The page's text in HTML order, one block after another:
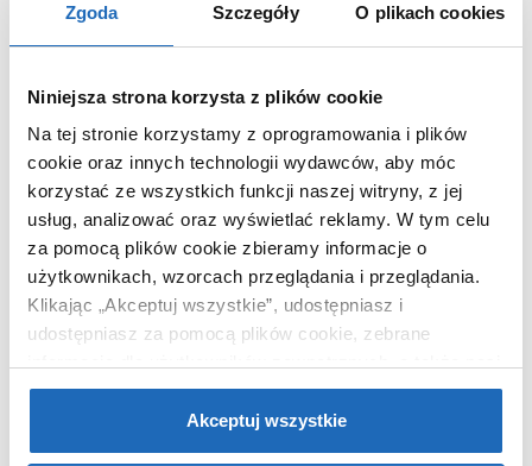
Zgoda Szczegóły O plikach cookies
Niniejsza strona korzysta z plików cookie
Na tej stronie korzystamy z oprogramowania i plików
cookie oraz innych technologii wydawców, aby móc
korzystać ze wszystkich funkcji naszej witryny, z jej
usług, analizować oraz wyświetlać reklamy. W tym celu
za pomocą plików cookie zbieramy informacje o
użytkownikach, wzorcach przeglądania i przeglądania.
Klikając „Akceptuj wszystkie”, udostępniasz i
udostępniasz za pomocą plików cookie, zebrane
partnerzy reklamowi.Jeśli chcesz, włącz „Tylko
wymagane pliki cookie”.Pamiętaj jednak, że
zablokowane niektóre pliki cookie mogą mieć wpływ na
Akceptuj wszystkie
69,11zł
DO KOSZYKA
Wybierz wariant:
Kolor chrom
OPIS PRODUKTU